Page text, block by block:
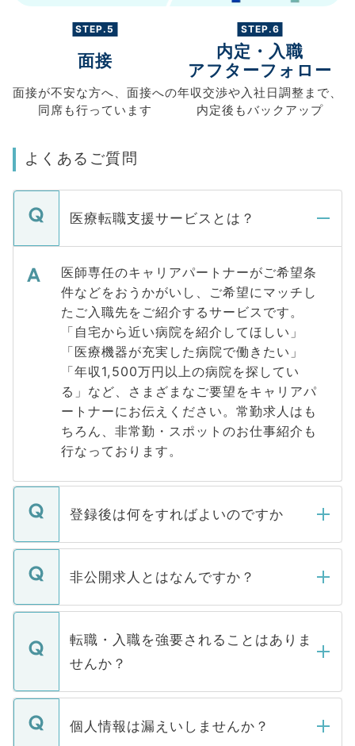
STEP.5
面接
面接が不安な方へ、 面接への
同席も行っています
STEP.6
内定・入職
アフターフォロー
年収交渉や入社日調整まで、
内定後もバックアップ
よくあるご質問
医療転職支援サービスとは？
医師専任のキャリアパートナーがご希望条
件などをおうかがいし、ご希望にマッチし
たご入職先をご紹介するサービスです。
「自宅から近い病院を紹介してほしい」
「医療機器が充実した病院で働きたい」
「年収1,500万円以上の病院を探してい
る」など、さまざまなご要望をキャリアパ
ートナーにお伝えください。常勤求人はも
ちろん、非常勤・スポットのお仕事紹介も
行なっております。
登録後は何をすればよいのですか
ご登録いただきましたら、弊社担当者がご
登録内容を確認し、その後メールもしくは
ます。通常、5営業日以内にはご連絡をせて
いただきますので、しばらくお待ちくださ
非公開求人とはなんですか？
マイナビDOCTORで取り扱っている求人の
うち約3割は、Webサイトからご覧いただ
けない「非公開求人」です。非公開求人は
下記の理由によって、一般には公開してい
ません。
■応募殺到を避けるため 人気のある医療機
転職・入職を強要されることはありま
せんか？
転職・入職を強要することは一切ありませ
ん。また、仮に応募先から内定をいただい
個人情報は漏えいしませんか？